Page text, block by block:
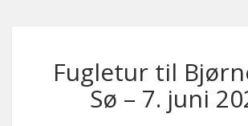
Fugletur til
Sø – 7. juni